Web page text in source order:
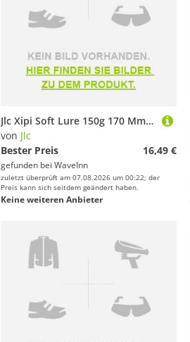
Jlc Xipi Soft Lure 150g 170 Mm Mehrfarbig
von Jlc
Bester Preis
16,49 €
gefunden bei WaveInn
zuletzt überprüft am 07.08.2026 um 00:22; der
Preis kann sich seitdem geändert haben.
Keine weiteren Anbieter